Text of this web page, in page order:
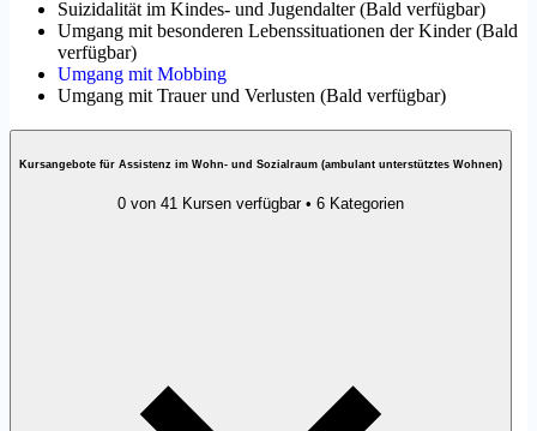
Suizidalität im Kindes- und Jugendalter(Bald verfügbar)
Umgang mit besonderen Lebenssituationen der Kinder(Bald
verfügbar)
Umgang mit Mobbing
Umgang mit Trauer und Verlusten (Bald verfügbar)
Kursangebote für Assistenz im Wohn- und Sozialraum (ambulant unterstütztes Wohnen)
0 von 41 Kursen verfügbar • 6 Kategorien